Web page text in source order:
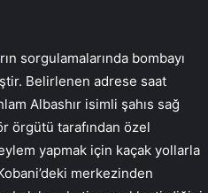
sorgulamalarında bombayı
Belirlenen adrese saat
Albashır isimli şahıs sağ
örgütü tarafından özel
yapmak için kaçak yollarla
merkezinden